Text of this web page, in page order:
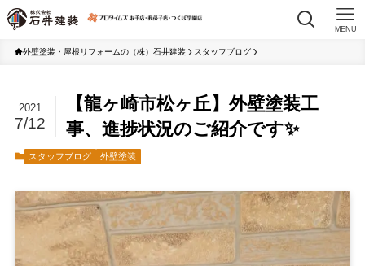
MENU
外壁塗装・屋根リフォームの（株）石井建装 スタッフブログ
【龍ヶ崎市松ヶ丘】外壁塗装工
事、進捗状況のご紹介です✨
2021
7/12
スタッフブログ 外壁塗装